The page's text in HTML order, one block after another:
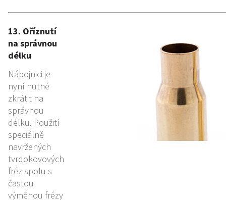
13. Oříznutí
na správnou
délku
Nábojnici je
nyní nutné
zkrátit na
správnou
délku. Použití
speciálně
navržených
tvrdokovových
fréz spolu s
častou
výměnou frézy